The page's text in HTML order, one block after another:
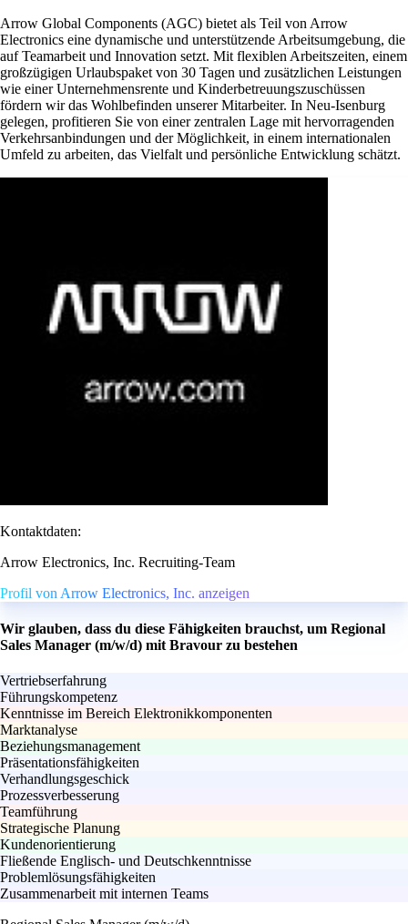
Arrow Global Components (AGC) bietet als Teil von Arrow
Electronics eine dynamische und unterstützende Arbeitsumgebung, die
auf Teamarbeit und Innovation setzt. Mit flexiblen Arbeitszeiten, einem
großzügigen Urlaubspaket von 30 Tagen und zusätzlichen Leistungen
wie einer Unternehmensrente und Kinderbetreuungszuschüssen
fördern wir das Wohlbefinden unserer Mitarbeiter. In Neu-Isenburg
gelegen, profitieren Sie von einer zentralen Lage mit hervorragenden
Verkehrsanbindungen und der Möglichkeit, in einem internationalen
Umfeld zu arbeiten, das Vielfalt und persönliche Entwicklung schätzt.
Kontaktdaten:
Arrow Electronics, Inc. Recruiting-Team
Profil von Arrow Electronics, Inc. anzeigen
Wir glauben, dass du diese Fähigkeiten brauchst, um Regional
Sales Manager (m/w/d) mit Bravour zu bestehen
Vertriebserfahrung
Führungskompetenz
Kenntnisse im Bereich Elektronikkomponenten
Marktanalyse
Beziehungsmanagement
Präsentationsfähigkeiten
Verhandlungsgeschick
Prozessverbesserung
Teamführung
Strategische Planung
Kundenorientierung
Fließende Englisch- und Deutschkenntnisse
Problemlösungsfähigkeiten
Zusammenarbeit mit internen Teams